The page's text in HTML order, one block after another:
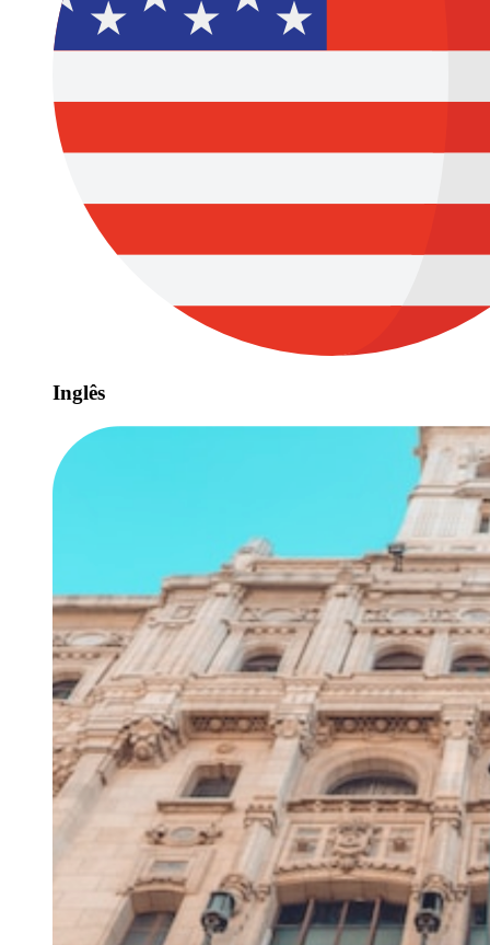
Inglês